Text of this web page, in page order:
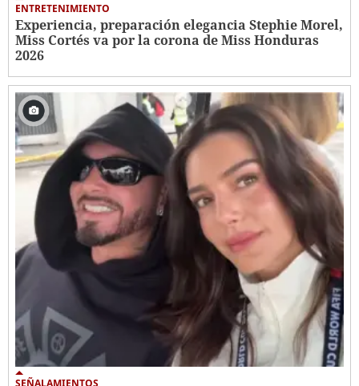
ENTRETENIMIENTO
Experiencia, preparación elegancia Stephie Morel,
Miss Cortés va por la corona de Miss Honduras
2026
SEÑALAMIENTOS